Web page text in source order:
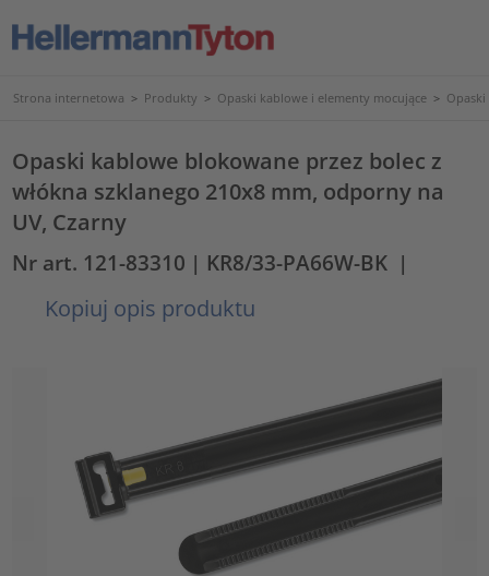
Strona internetowa > Produkty > Opaski kablowe i elementy mocujące >
Opaski kablowe blokowane przez bolec z
włókna szklanego 210x8 mm, odporny na
UV, Czarny
Nr art. 121-83310 | KR8/33-PA66W-BK |
Kopiuj opis produktu